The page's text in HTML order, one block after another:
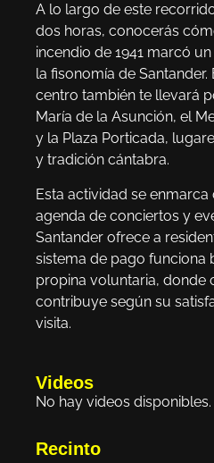
A lo largo de este
dos horas, conocerás
incendio de 1941 marcó
la fisonomía de Santander.
centro también te llevará
María de la Asunción, el
y la Plaza Porticada,
y tradición cántabra.
Esta actividad se
agenda de conciertos y
Santander ofrece a
sistema de pago funciona
propina voluntaria, donde
contribuye según su
visita.
Videos
No hay videos disponibles.
Recinto